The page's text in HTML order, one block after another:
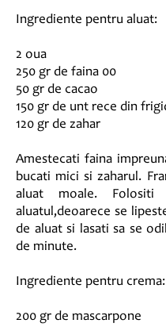
Ingrediente pentru aluat:
2 oua
250 gr de faina 00
50 gr de cacao
150 gr de unt rece din
120 gr de zahar
Amestecati faina
bucati mici si zaharul.
aluat moale.
aluatul,deoarece se
de aluat si lasati sa se
de minute.
Ingrediente pentru crema:
200 gr de mascarpone